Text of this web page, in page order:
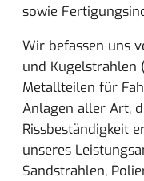
sowie
Wir befassen uns
und Kugelstrahlen
Metallteilen für
Anlagen aller Art,
Rissbeständigkeit
unseres
Sandstrahlen,